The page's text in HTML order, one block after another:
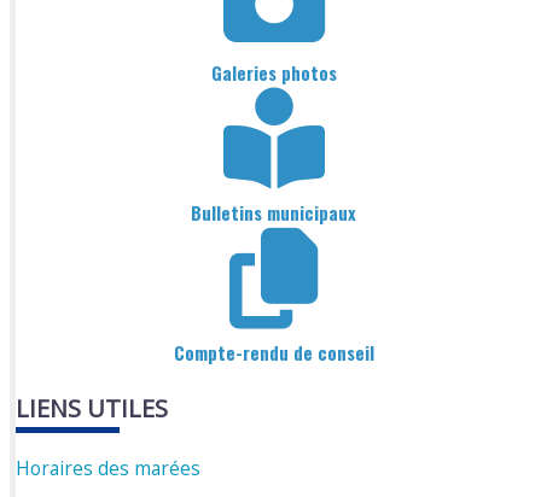
Galeries photos
Bulletins municipaux
Compte-rendu de conseil
LIENS UTILES
Horaires des marées